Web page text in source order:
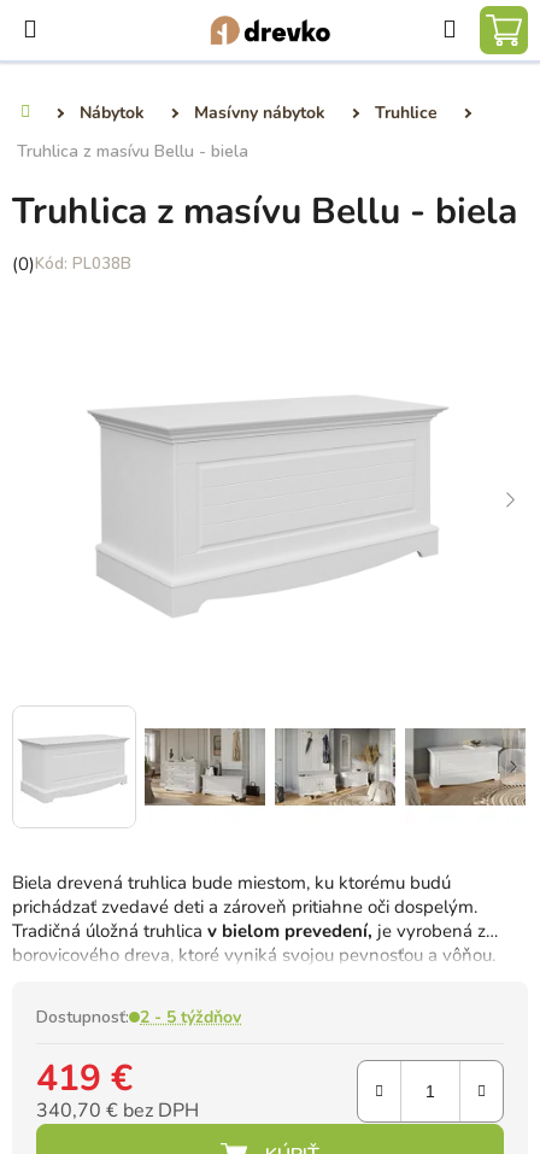
obsah
Hľadať
Nábytok Masívny nábytok
Truhlice
Truhlica z masívu Bellu - biela
Biela drevená truhlica bude miestom, ku ktorému budú
prichádzať zvedavé deti a zároveň pritiahne oči dospelým.
Tradičná úložná truhlica v bielom prevedení, je vyrobená z
borovicového dreva, ktoré vyniká svojou pevnosťou a vôňou.
Dostupnosť: 2 - 5 týždňov
419 €
340,70 € bez DPH
Truhlica z masívu Bellu - biela
Priemerné
hviezdičiek.
(0) PL038B